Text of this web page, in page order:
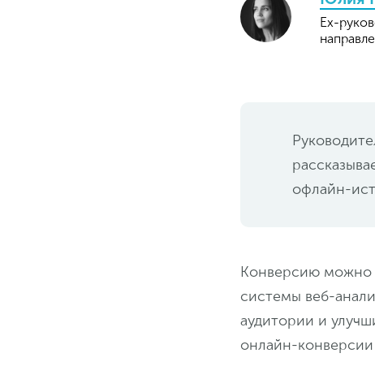
Ex-
офлайн-
Конверсию можно
системы веб-
аудитории и
онлайн-конверсии